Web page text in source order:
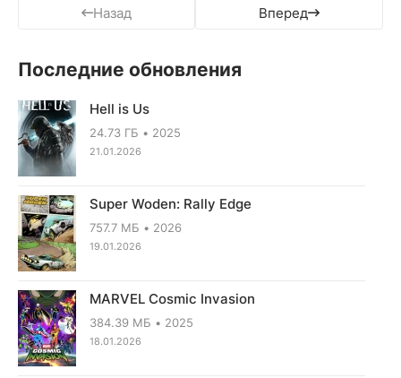
Назад
Вперед
Последние обновления
Hell is Us
24.73 ГБ 2025
21.01.2026
Super Woden: Rally Edge
757.7 МБ 2026
19.01.2026
MARVEL Cosmic Invasion
384.39 МБ 2025
18.01.2026